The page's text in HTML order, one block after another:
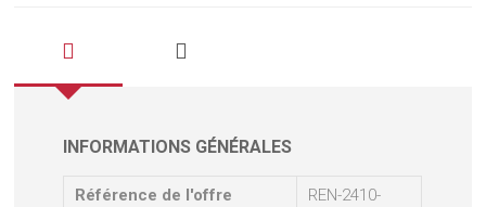
INFORMATIONS GÉNÉRALES
Référence de l'offre
REN-2410-